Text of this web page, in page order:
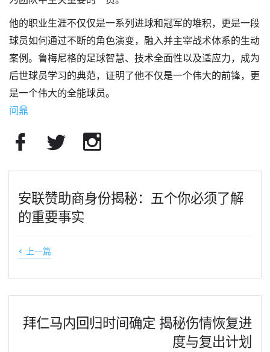
他的职业生涯不仅仅是一系列进球和冠军的堆积，更是一段
球员如何通过不断的角色演变，融入并主宰战术体系的生动
案例。鲁梅尼格的足球智慧、技术全面性以及适应力，成为
后世球员学习的典范，证明了他不仅是一个伟大的前锋，更
是一个伟大的全能球员。
问鼎
安联赞助商身份揭秘：五个你必须了解
的重要事实
< 上一篇
拜仁马内回归时间确定 揭秘伤情恢复进
度与复出计划